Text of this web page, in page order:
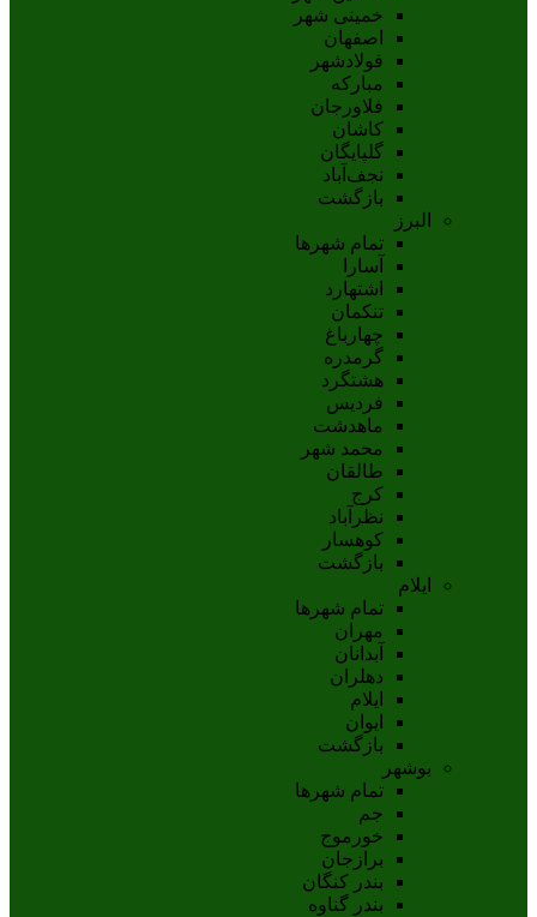
خمینی شهر
اصفهان
فولادشهر
مبارکه
فلاورجان
کاشان
گلپايگان
نجف‌آباد
بازگشت
البرز
تمام شهر‌ها
آسارا
اشتهارد
تنکمان
چهارباغ
گرمدره
هشتگرد
فردیس
ماهدشت
محمد شهر
طالقان
کرج
نظرآباد
کوهسار
بازگشت
ایلام
تمام شهر‌ها
مهران
آبدانان
دهلران
ايلام
ايوان
بازگشت
بوشهر
تمام شهر‌ها
جم
خورموج
برازجان
بندر کنگان
بندر گناوه